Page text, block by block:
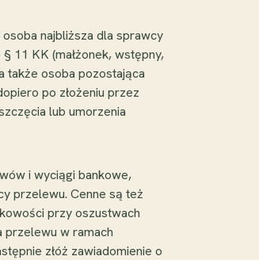
najbliższa dla sprawcy
11 KK (małżonek, wstępny,
także osoba pozostająca
po złożeniu przez
lub umorzenia
i wyciągi bankowe,
przelewu. Cenne są też
przy oszustwach
przelewu w ramach
złóż zawiadomienie o